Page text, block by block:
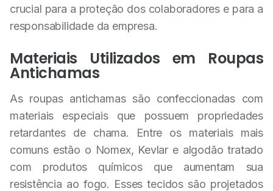
crucial para a proteção dos colaboradores e para a
responsabilidade da empresa.
Materiais Utilizados em Roupas
Antichamas
As roupas antichamas são confeccionadas com
materiais especiais que possuem propriedades
retardantes de chama. Entre os materiais mais
comuns estão o Nomex, Kevlar e algodão tratado
com produtos químicos que aumentam sua
resistência ao fogo. Esses tecidos são projetados